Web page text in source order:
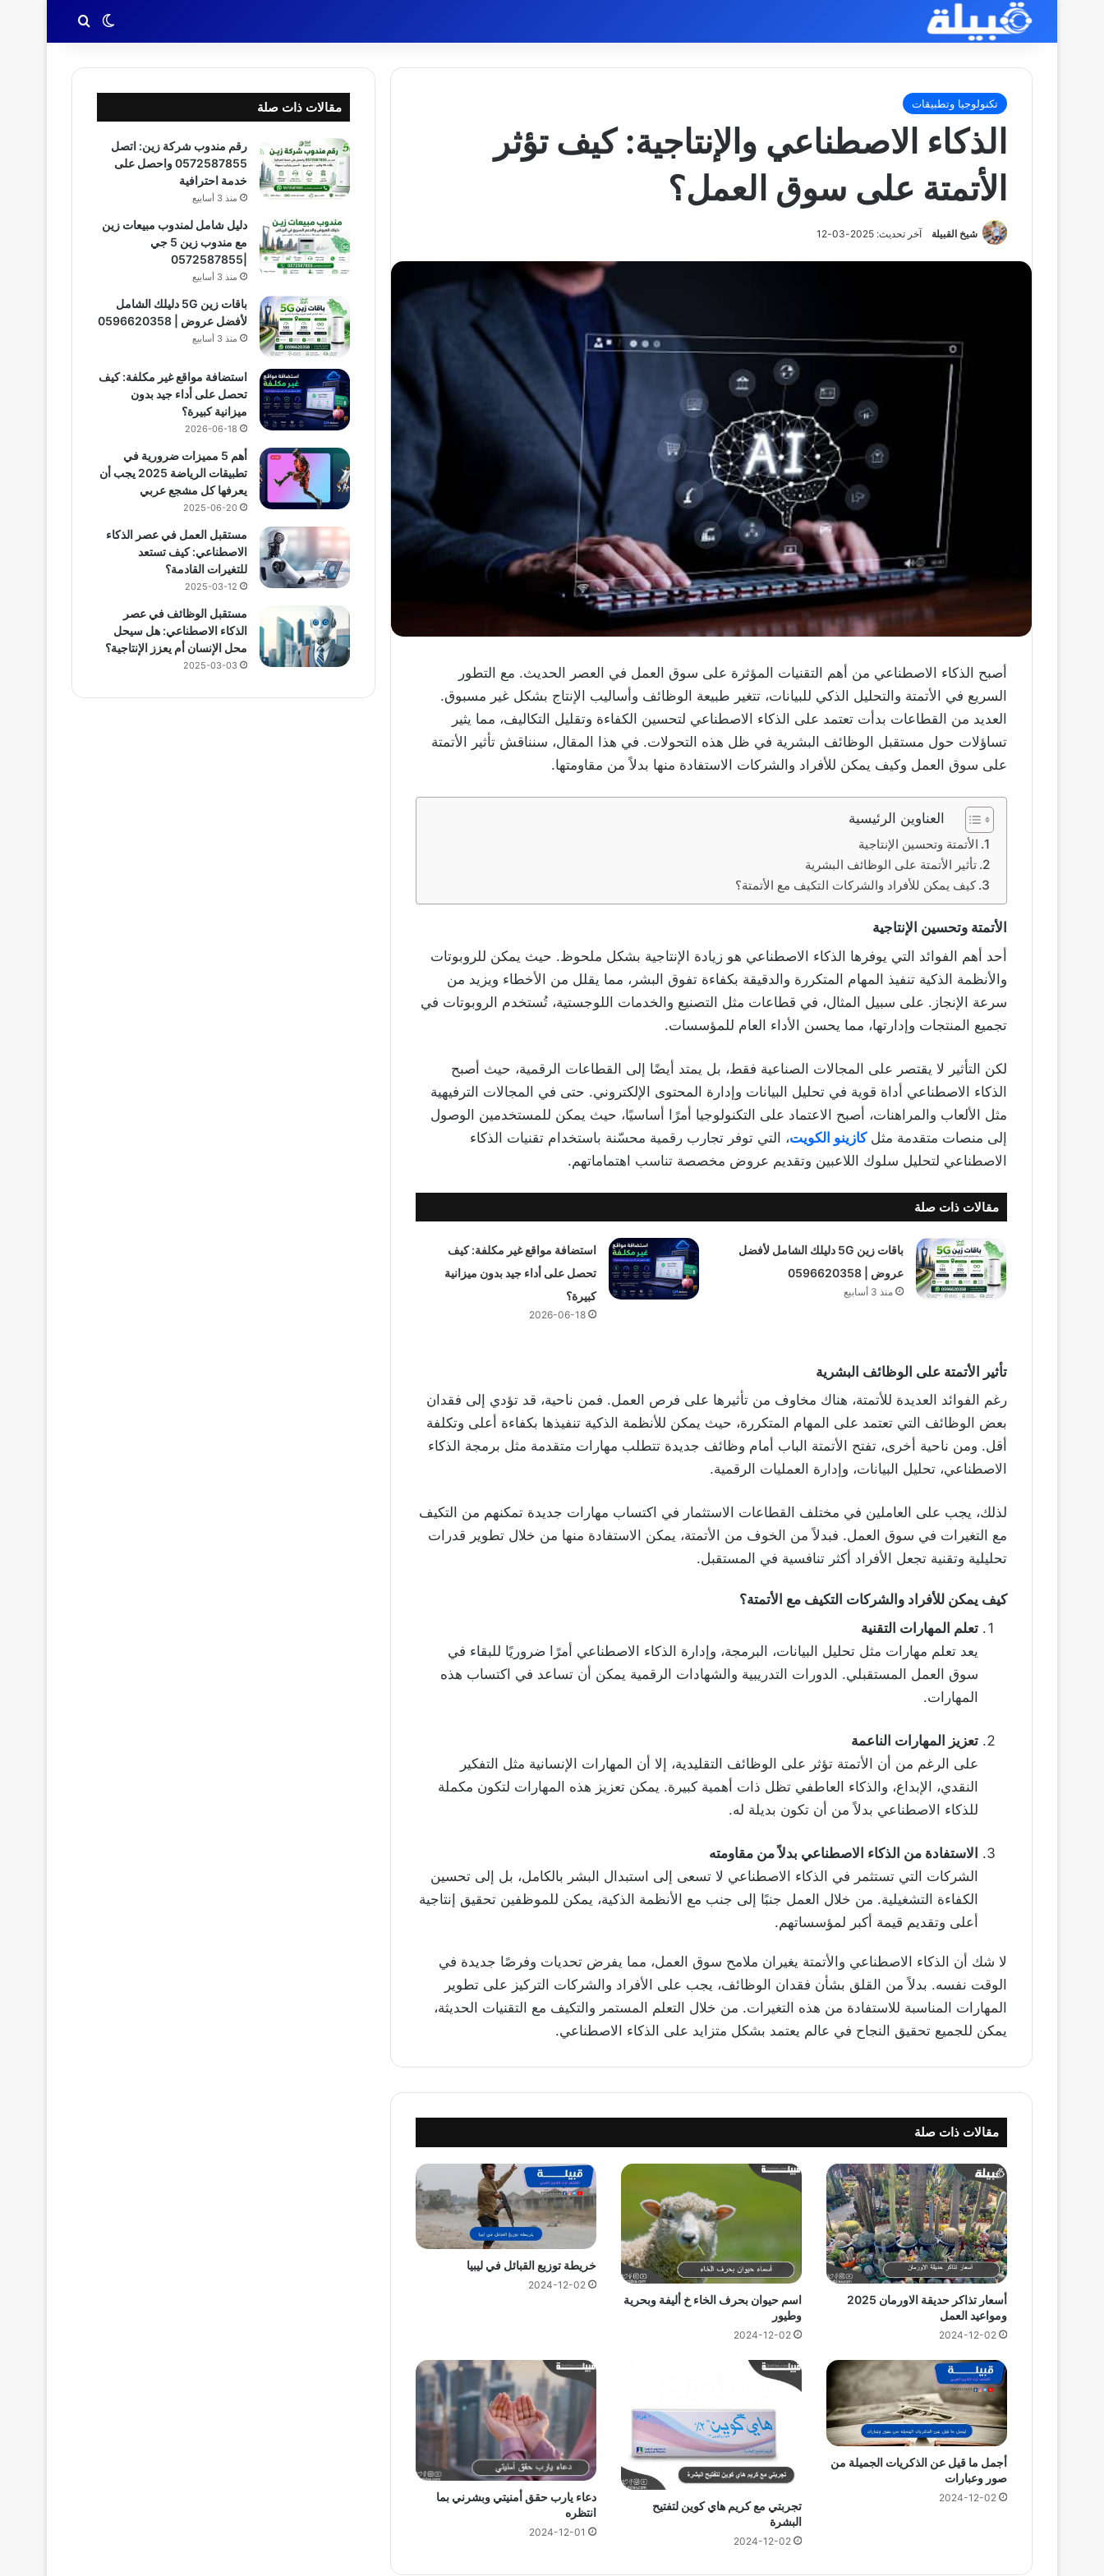
الوضع المظلم
بحث عن
تكنولوجيا وتطبيقات
الذكاء الاصطناعي والإنتاجية: كيف تؤثر
الأتمتة على سوق العمل؟
شيخ القبيلة آخر تحديث: 2025-03-12
أصبح الذكاء الاصطناعي من أهم التقنيات المؤثرة على سوق العمل في العصر الحديث. مع التطور
السريع في الأتمتة والتحليل الذكي للبيانات، تتغير طبيعة الوظائف وأساليب الإنتاج بشكل غير مسبوق.
العديد من القطاعات بدأت تعتمد على الذكاء الاصطناعي لتحسين الكفاءة وتقليل التكاليف، مما يثير
تساؤلات حول مستقبل الوظائف البشرية في ظل هذه التحولات. في هذا المقال، سنناقش تأثير الأتمتة
على سوق العمل وكيف يمكن للأفراد والشركات الاستفادة منها بدلاً من مقاومتها.
العناوين الرئيسية
الأتمتة وتحسين الإنتاجية
تأثير الأتمتة على الوظائف البشرية
كيف يمكن للأفراد والشركات التكيف مع الأتمتة؟
الأتمتة وتحسين الإنتاجية
أحد أهم الفوائد التي يوفرها الذكاء الاصطناعي هو زيادة الإنتاجية بشكل ملحوظ. حيث يمكن للروبوتات
والأنظمة الذكية تنفيذ المهام المتكررة والدقيقة بكفاءة تفوق البشر، مما يقلل من الأخطاء ويزيد من
سرعة الإنجاز. على سبيل المثال، في قطاعات مثل التصنيع والخدمات اللوجستية، تُستخدم الروبوتات في
تجميع المنتجات وإدارتها، مما يحسن الأداء العام للمؤسسات.
لكن التأثير لا يقتصر على المجالات الصناعية فقط، بل يمتد أيضًا إلى القطاعات الرقمية، حيث أصبح
الذكاء الاصطناعي أداة قوية في تحليل البيانات وإدارة المحتوى الإلكتروني. حتى في المجالات الترفيهية
مثل الألعاب والمراهنات، أصبح الاعتماد على التكنولوجيا أمرًا أساسيًا، حيث يمكن للمستخدمين الوصول
إلى منصات متقدمة مثلكازينو الكويت، التي توفر تجارب رقمية محسّنة باستخدام تقنيات الذكاء
الاصطناعي لتحليل سلوك اللاعبين وتقديم عروض مخصصة تناسب اهتماماتهم.
مقالات ذات صلة
باقات زين 5G دليلك الشامل لأفضل
عروض | 0596620358
منذ 3 أسابيع
استضافة مواقع غير مكلفة: كيف
تحصل على أداء جيد بدون ميزانية
كبيرة؟
2026-06-18
تأثير الأتمتة على الوظائف البشرية
رغم الفوائد العديدة للأتمتة، هناك مخاوف من تأثيرها على فرص العمل. فمن ناحية، قد تؤدي إلى فقدان
بعض الوظائف التي تعتمد على المهام المتكررة، حيث يمكن للأنظمة الذكية تنفيذها بكفاءة أعلى وتكلفة
أقل. ومن ناحية أخرى، تفتح الأتمتة الباب أمام وظائف جديدة تتطلب مهارات متقدمة مثل برمجة الذكاء
الاصطناعي، تحليل البيانات، وإدارة العمليات الرقمية.
لذلك، يجب على العاملين في مختلف القطاعات الاستثمار في اكتساب مهارات جديدة تمكنهم من التكيف
مع التغيرات في سوق العمل. فبدلاً من الخوف من الأتمتة، يمكن الاستفادة منها من خلال تطوير قدرات
تحليلية وتقنية تجعل الأفراد أكثر تنافسية في المستقبل.
كيف يمكن للأفراد والشركات التكيف مع الأتمتة؟
تعلم المهارات التقنية
يعد تعلم مهارات مثل تحليل البيانات، البرمجة، وإدارة الذكاء الاصطناعي أمرًا ضروريًا للبقاء في
سوق العمل المستقبلي. الدورات التدريبية والشهادات الرقمية يمكن أن تساعد في اكتساب هذه
المهارات.
تعزيز المهارات الناعمة
على الرغم من أن الأتمتة تؤثر على الوظائف التقليدية، إلا أن المهارات الإنسانية مثل التفكير
النقدي، الإبداع، والذكاء العاطفي تظل ذات أهمية كبيرة. يمكن تعزيز هذه المهارات لتكون مكملة
للذكاء الاصطناعي بدلاً من أن تكون بديلة له.
الاستفادة من الذكاء الاصطناعي بدلاً من مقاومته
الشركات التي تستثمر في الذكاء الاصطناعي لا تسعى إلى استبدال البشر بالكامل، بل إلى تحسين
الكفاءة التشغيلية. من خلال العمل جنبًا إلى جنب مع الأنظمة الذكية، يمكن للموظفين تحقيق إنتاجية
أعلى وتقديم قيمة أكبر لمؤسساتهم.
لا شك أن الذكاء الاصطناعي والأتمتة يغيران ملامح سوق العمل، مما يفرض تحديات وفرصًا جديدة في
الوقت نفسه. بدلاً من القلق بشأن فقدان الوظائف، يجب على الأفراد والشركات التركيز على تطوير
المهارات المناسبة للاستفادة من هذه التغيرات. من خلال التعلم المستمر والتكيف مع التقنيات الحديثة،
يمكن للجميع تحقيق النجاح في عالم يعتمد بشكل متزايد على الذكاء الاصطناعي.
مقالات ذات صلة
أسعار تذاكر حديقة الاورمان 2025
ومواعيد العمل
2024-12-02
اسم حيوان بحرف الخاء خ أليفة وبحرية
وطيور
2024-12-02
خريطة توزيع القبائل في ليبيا
2024-12-02
أجمل ما قيل عن الذكريات الجميلة من
صور وعبارات
2024-12-02
تجربتي مع كريم هاي كوين لتفتيح
البشرة
2024-12-02
دعاء يارب حقق أمنيتي وبشرني بما
انتظره
2024-12-01
مقالات ذات صلة
رقم مندوب شركة زين: اتصل
0572587855 واحصل على
خدمة احترافية
منذ 3 أسابيع
دليل شامل لمندوب مبيعات زين
مع مندوب زين 5 جي
منذ 3 أسابيع
باقات زين 5G دليلك الشامل
لأفضل عروض | 0596620358
منذ 3 أسابيع
استضافة مواقع غير مكلفة: كيف
تحصل على أداء جيد بدون
ميزانية كبيرة؟
2026-06-18
أهم 5 مميزات ضرورية في
تطبيقات الرياضة 2025 يجب أن
يعرفها كل مشجع عربي
2025-06-20
مستقبل العمل في عصر الذكاء
الاصطناعي: كيف تستعد
للتغيرات القادمة؟
2025-03-12
مستقبل الوظائف في عصر
الذكاء الاصطناعي: هل سيحل
محل الإنسان أم يعزز الإنتاجية؟
2025-03-03